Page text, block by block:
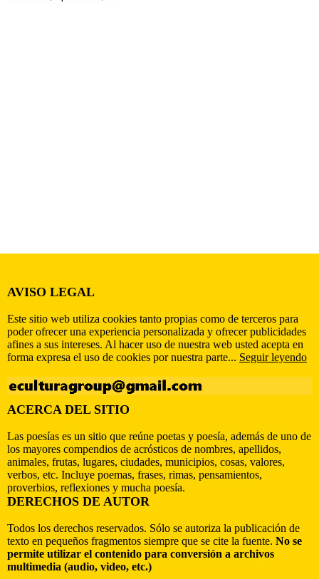
AVISO LEGAL
Este sitio web utiliza cookies tanto propias como de terceros para
poder ofrecer una experiencia personalizada y ofrecer publicidades
afines a sus intereses. Al hacer uso de nuestra web usted acepta en
forma expresa el uso de cookies por nuestra parte... Seguir leyendo
ACERCA DEL SITIO
Las poesías es un sitio que reúne poetas y poesía, además de uno de
los mayores compendios de acrósticos de nombres, apellidos,
animales, frutas, lugares, ciudades, municipios, cosas, valores,
verbos, etc. Incluye poemas, frases, rimas, pensamientos,
proverbios, reflexiones y mucha poesía.
DERECHOS DE AUTOR
Todos los derechos reservados. Sólo se autoriza la publicación de
texto en pequeños fragmentos siempre que se cite la fuente. No se
permite utilizar el contenido para conversión a archivos
multimedia (audio, video, etc.)